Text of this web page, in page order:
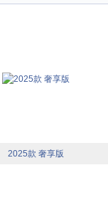
2025款 奢享版